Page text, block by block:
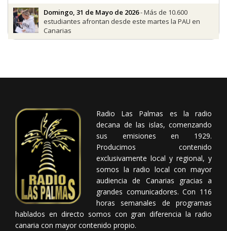
Domingo, 31 de Mayo de 2026- Más de 10.600
estudiantes afrontan desde este martes la PAU en
Canarias
Radio Las Palmas es la radio
decana de las islas, comenzando
sus emisiones en 1929.
Producimos contenido
exclusivamente local y regional, y
somos la radio local con mayor
audiencia de Canarias gracias a
grandes comunicadores. Con 116
horas semanales de programas
hablados en directo somos con gran diferencia la radio
canaria con mayor contenido propio.